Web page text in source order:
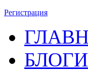
Регистрация
БЛОГИ